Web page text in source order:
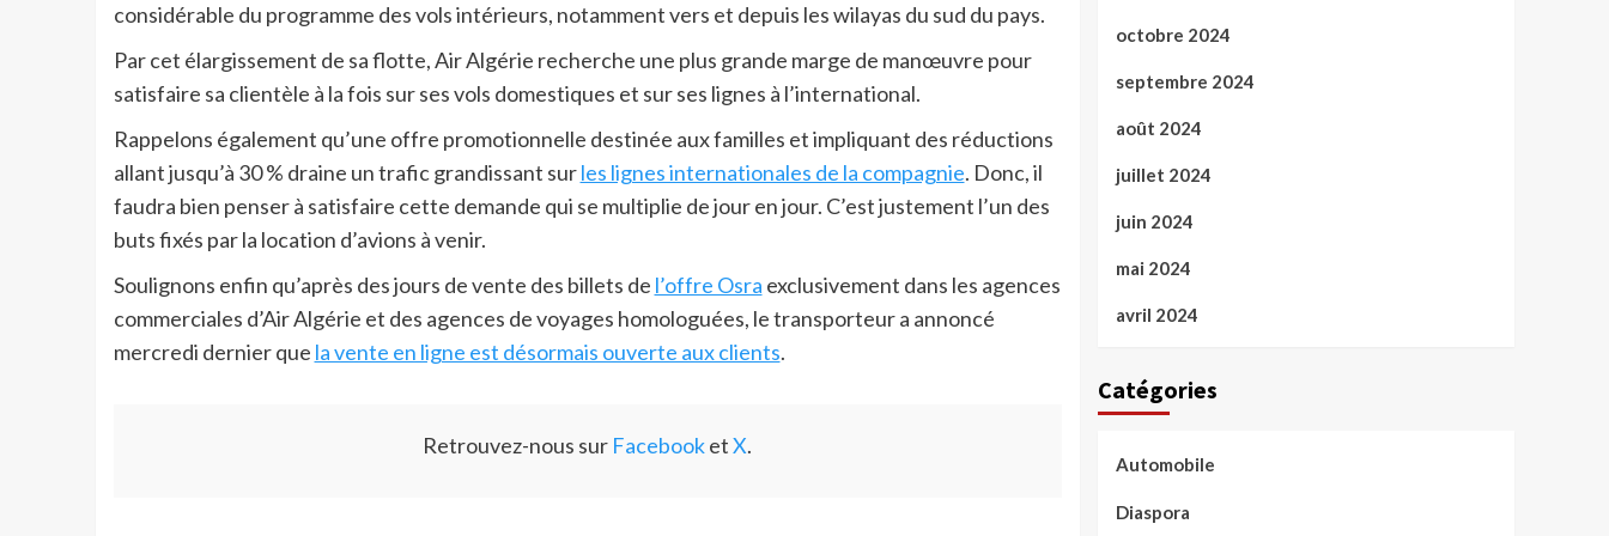
considérable du programme des vols intérieurs, notamment vers et depuis les wilayas du sud du pays.
Par cet élargissement de sa flotte, Air Algérie recherche une plus grande marge de manœuvre pour
satisfaire sa clientèle à la fois sur ses vols domestiques et sur ses lignes à l’international.
Rappelons également qu’une offre promotionnelle destinée aux familles et impliquant des réductions
allant jusqu’à 30 % draine un trafic grandissant surles lignes internationales de la compagnie. Donc, il
faudra bien penser à satisfaire cette demande qui se multiplie de jour en jour. C’est justement l’un des
buts fixés par la location d’avions à venir.
Soulignons enfin qu’après des jours de vente des billets de l’offre Osra exclusivement dans les agences
commerciales d’Air Algérie et des agences de voyages homologuées, le transporteur a annoncé
mercredi dernier que la vente en ligne est désormais ouverte aux clients.
Retrouvez-nous sur FacebooketX.
octobre 2024
septembre 2024
août 2024
juillet 2024
juin 2024
mai 2024
avril 2024
Catégories
Automobile
Diaspora